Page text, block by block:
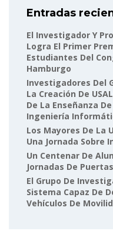
Entradas
El Investigador Y
Logra El Primer
Estudiantes Del
Hamburgo
Investigadores Del
La Creación De
De La Enseñanza
Ingeniería
Los Mayores De La
Una Jornada
Un Centenar De
Jornadas De
El Grupo De
Sistema Capaz De
Vehículos De